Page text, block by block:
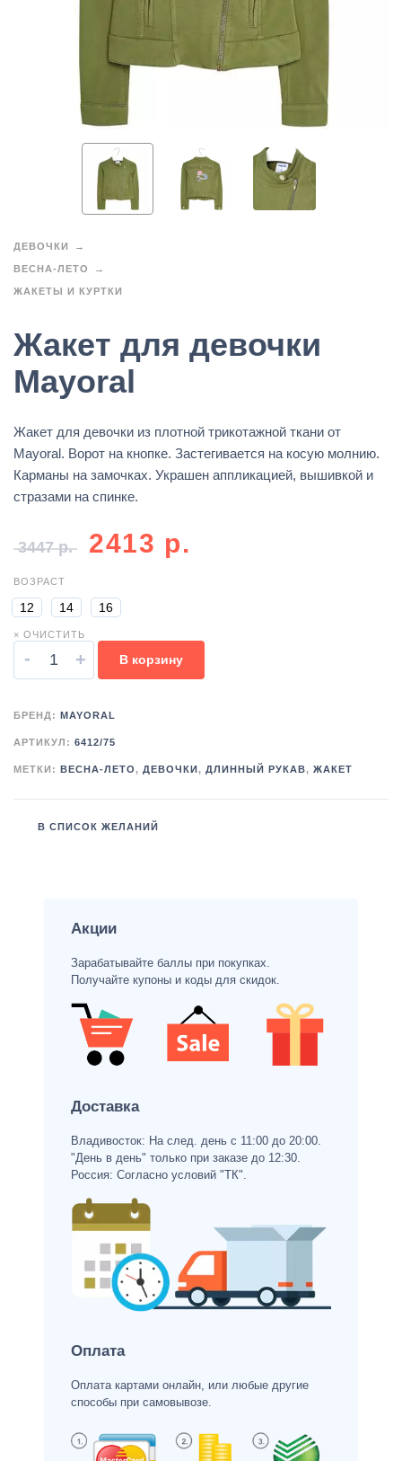
ДЕВОЧКИ
ВЕСНА-ЛЕТО
ЖАКЕТЫ И КУРТКИ
Жакет для девочки
Mayoral
Жакет для девочки из плотной трикотажной ткани от
Mayoral. Ворот на кнопке. Застегивается на косую молнию.
Карманы на замочках. Украшен аппликацией, вышивкой и
стразами на спинке.
3447р. 2413 р.
ВОЗРАСТ
12 14 16
× ОЧИСТИТЬ
- + В корзину
БРЕНД: MAYORAL
АРТИКУЛ: 6412/75
МЕТКИ: ВЕСНА-ЛЕТО, ДЕВОЧКИ , ДЛИННЫЙ РУКАВ, ЖАКЕТ
В СПИСОК ЖЕЛАНИЙ
Акции
Зарабатывайте баллы при покупках.
Получайте купоны и коды для скидок.
Доставка
Владивосток: На след. день с 11:00 до 20:00.
"День в день" только при заказе до 12:30.
Россия: Согласно условий "ТК".
Оплата
Оплата картами онлайн, или любые другие
способы при самовывозе.